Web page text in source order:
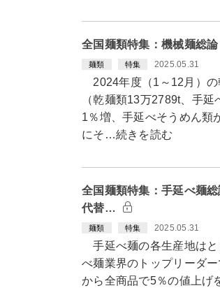
全国麺類特集：機械麺総
麺類 特集 2025.05.31
2024年度（1～12月）の
（乾麺類13万2789t、手
1％増、手延べそうめん類
にそ…続きを読む
全国麺類特集：手延べ麺
代替…
麺類 特集 2025.05.31
手延べ麺の各生産地はと
べ麺業界のトップリーダ
から全商品で5％の値上げ